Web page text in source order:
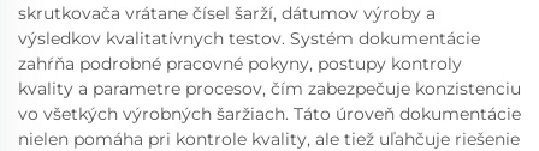
skrutkovača vrátane čísel šarží, dátumov výroby a
výsledkov kvalitatívnych testov. Systém dokumentácie
zahŕňa podrobné pracovné pokyny, postupy kontroly
kvality a parametre procesov, čím zabezpečuje konzistenciu
vo všetkých výrobných šaržiach. Táto úroveň dokumentácie
nielen pomáha pri kontrole kvality, ale tiež uľahčuje riešenie